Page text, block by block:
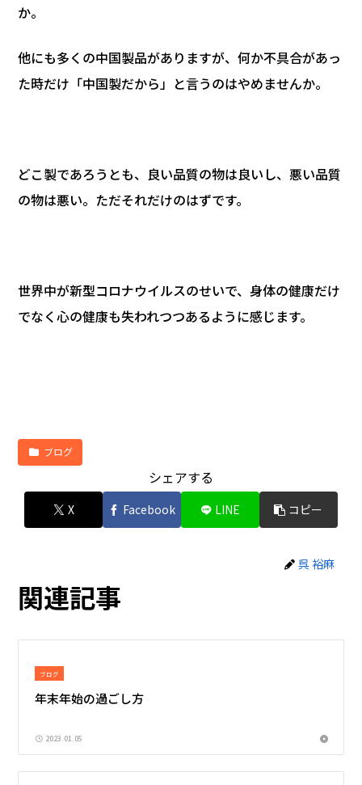
か。
他にも多くの中国製品がありますが、何か不具合があっ
た時だけ「中国製だから」と言うのはやめませんか。
どこ製であろうとも、良い品質の物は良いし、悪い品質
の物は悪い。ただそれだけのはずです。
世界中が新型コロナウイルスのせいで、身体の健康だけ
でなく心の健康も失われつつあるように感じます。
ブログ
シェアする
X Facebook LINE コピー
呉 裕麻
関連記事
ブログ
年末年始の過ごし方
2023.01.05